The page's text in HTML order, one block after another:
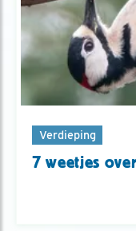
Verdieping
7 weetjes